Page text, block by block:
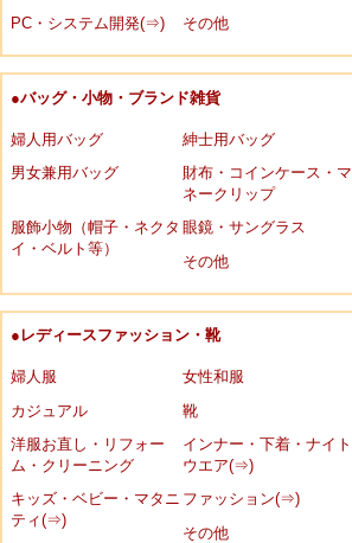
PC・システム開発(⇒)
その他
●バッグ・小物・ブランド雑貨
婦人用バッグ
紳士用バッグ
男女兼用バッグ
財布・コインケース・マ
ネークリップ
服飾小物（帽子・ネクタ
イ・ベルト等）
眼鏡・サングラス
その他
●レディースファッション・靴
婦人服
女性和服
カジュアル
靴
洋服お直し・リフォー
ム・クリーニング
インナー・下着・ナイト
ウエア(⇒)
キッズ・ベビー・マタニ
ティ(⇒)
ファッション(⇒)
その他